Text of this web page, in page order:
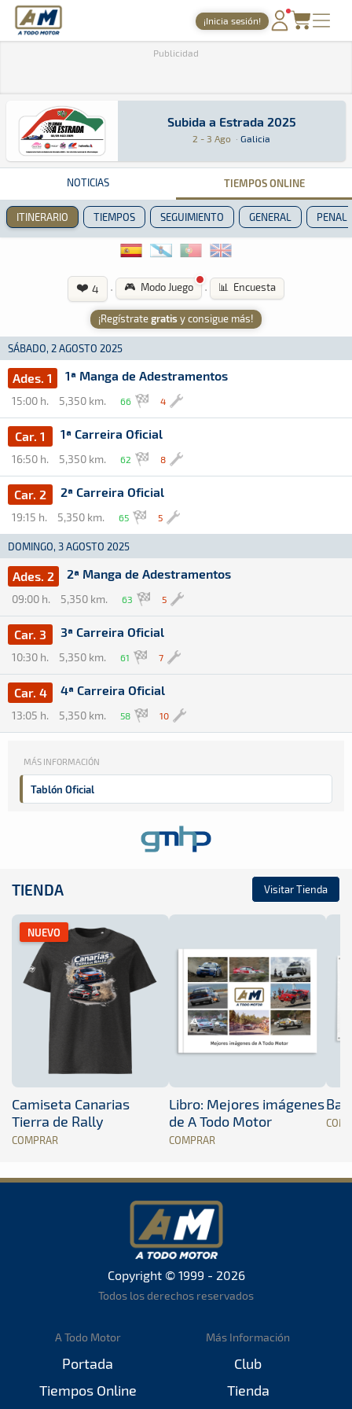
A Todo Motor · Revista del motor desde 1999
¡Inicia sesión!
NOTICIAS
AGENDA
GALERÍAS
TIENDA
ARCHIVO
Publicidad
Subida a Estrada 2025
Subida a Estrada 2025
2 - 3 Ago · Galicia
Montaña · Subida a Estrada 2025: Aquí
NOTICIAS TIEMPOS ONLINE
ITINERARIO TIEMPOS SEGUIMIENTO GENERAL
❤️ 4 · 🎮 Modo Juego · 📊 Encuesta
¡Regístrategratis y consigue más!
SÁBADO, 2 AGOSTO 2025
Ades. 1 1ª Manga de Adestramentos
15:00 h. 5,350 km. 66 4
Car. 1 1ª Carreira Oficial
16:50 h. 5,350 km. 62 8
Car. 2 2ª Carreira Oficial
19:15 h. 5,350 km. 65 5
DOMINGO, 3 AGOSTO 2025
Ades. 2 2ª Manga de Adestramentos
09:00 h. 5,350 km. 63 5
Car. 3 3ª Carreira Oficial
10:30 h. 5,350 km. 61 7
Car. 4 4ª Carreira Oficial
13:05 h. 5,350 km. 58 10
MÁS INFORMACIÓN
Tablón Oficial
TIENDA Visitar Tienda
NUEVO
Camiseta Canarias
Tierra de Rally
COMPRAR
Libro: Mejores imágenes
de A Todo Motor
COMPRAR
Copyright © 1999 - 2026
Todos los derechos reservados
A Todo Motor
Portada
Tiempos Online
Más Información
Club
Tienda